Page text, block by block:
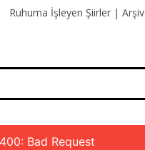
Ruhuma İşleyen Şiirler | Arşiv
Bad Request